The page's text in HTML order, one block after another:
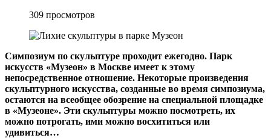
309 просмотров
Симпозиум по скульптуре проходит ежегодно. Парк
искусств «Музеон» в Москве имеет к этому
непосредственное отношение. Некоторые произведения
скульптурного искусства, созданные во время симпозиума,
остаются на всеобщее обозрение на специальной площадке
в «Музеоне». Эти скульптуры можно посмотреть, их
можно потрогать, ими можно восхититься или
удивиться…